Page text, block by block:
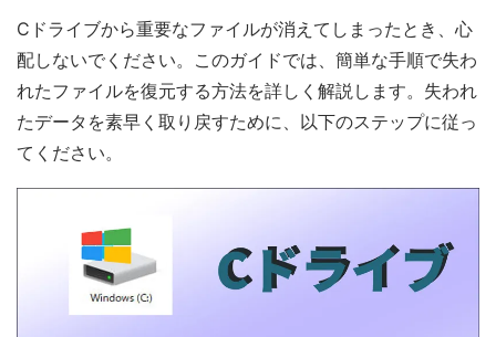
Cドライブから重要なファイルが消えてしまったとき、心
配しないでください。このガイドでは、簡単な手順で失わ
れたファイルを復元する方法を詳しく解説します。失われ
たデータを素早く取り戻すために、以下のステップに従っ
てください。